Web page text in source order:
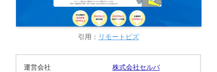
引用： リモートビズ
運営会社 株式会社セルバ